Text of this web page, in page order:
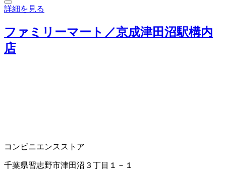
詳細を見る
ファミリーマート／京成津田沼駅構内
店
コンビニエンスストア
千葉県習志野市津田沼３丁目１－１